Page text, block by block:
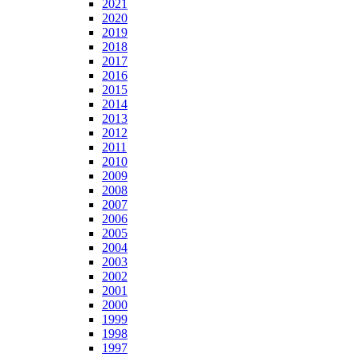
2021
2020
2019
2018
2017
2016
2015
2014
2013
2012
2011
2010
2009
2008
2007
2006
2005
2004
2003
2002
2001
2000
1999
1998
1997